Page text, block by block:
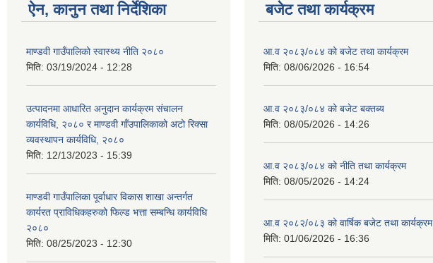
ऐन, कानुन तथा निर्देशिका
माण्डवी गाउँपालिको स्वास्थ्य नीति २०८०
मिति: 03/19/2024 - 12:28
उत्पादनमा आधारित अनुदान कार्यक्रम संचालन
कार्यविधि, २०८० र माण्डवी गाँउपालिकाको अटो रिक्सा
व्यवस्थापन कार्यविधि, २०८०
मिति: 12/13/2023 - 15:39
माण्डवी गाउँपालिका पूर्वाधार विकास शाखा अन्तर्गत
कार्यरत प्राविधिकहरुको फिल्ड भत्ता सम्बन्धि कार्यविधि
२०८०
मिति: 08/25/2023 - 12:30
बजेट तथा कार्यक्रम
आ.व २०८३/०८४ को बजेट तथा कार्यक्रम
मिति: 08/06/2026 - 16:54
आ.व २०८३/०८४ को बजेट बक्तब्य
मिति: 08/05/2026 - 14:26
आ.व २०८३/०८४ को नीति तथा कार्यक्रम
मिति: 08/05/2026 - 14:24
आ.व २०८२/०८३ को वार्षिक बजेट तथा कार्यक्रम
मिति: 01/06/2026 - 16:36